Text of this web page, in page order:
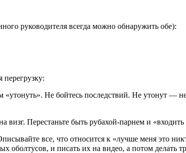
руководителя всегда можно обнаружить обе):
перегрузку: ⠀⠀⠀⠀
«утонуть». Не бойтесь последствий. Не утонут —
визг. Перестаньте быть рубахой-парнем и
все, что относится к «лучше меня это
оболтусов, и писать их на видео, а потом делать